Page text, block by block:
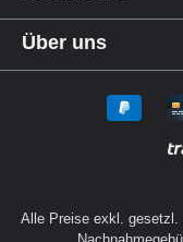
zufriedene
Abläufe im
Rechtliches